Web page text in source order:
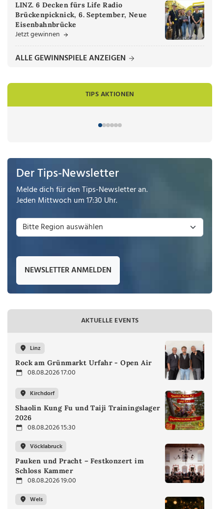
LINZ. 6 Decken fürs Life Radio
Brückenpicknick, 6. September, Neue
Eisenbahnbrücke
Jetzt gewinnen
ALLE GEWINNSPIELE ANZEIGEN
TIPS AKTIONEN
Der Tips-Newsletter
Melde dich für den Tips-Newsletter an.
Jeden Mittwoch um 17:30 Uhr.
NEWSLETTER ANMELDEN
AKTUELLE EVENTS
Linz
Rock am Grünmarkt Urfahr - Open Air
08.08.2026 17:00
Kirchdorf
Shaolin Kung Fu und Taiji Trainingslager
2026
08.08.2026 15:30
Vöcklabruck
Pauken und Pracht – Festkonzert im
Schloss Kammer
08.08.2026 19:00
Wels